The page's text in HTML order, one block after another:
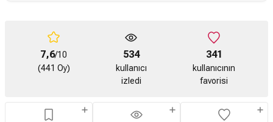
7,6/10
(441 Oy)
534
kullanıcı
izledi
341
kullanıcının
favorisi